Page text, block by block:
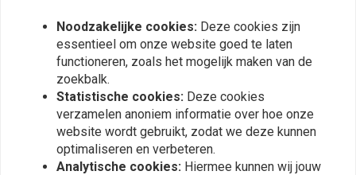
omstandigheden.
Belangrijkste kenmerken
Progressieve wikkeling:
wordt samengedrukt, voor een betere stabiliteit en controle.
Verbeterde handling:Ontworpen voor superieure
rijeigenschappen voor een aangenamere rijervaring.
Certificering:Wordt geleverd met TUV- of ABE-certificering,
ReviewsNoodzakelijke cookies: Deze cookies zijn
essentieel om onze website goed te laten
functioneren, zoals het mogelijk maken van de
zoekbalk.
Statistische cookies: Deze cookies
verzamelen anoniem informatie over hoe onze
website wordt gebruikt, zodat we deze kunnen
optimaliseren en verbeteren.
Analytische cookies: Hiermee kunnen wij jouw